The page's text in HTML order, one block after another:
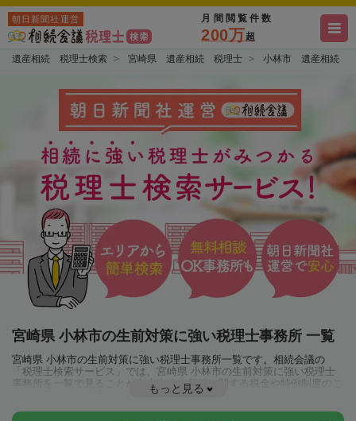
朝日新聞社運営 月間閲覧件数
200万超
遺産相続 税理士検索 宮崎県 遺産相続 税理士 小林市 遺産相続
宮崎県 小林市の生前対策に強い税理士事務所 一覧
宮崎県 小林市の生前対策に強い税理士事務所一覧です。相続会議の
「税理士検索サービス」では、宮崎県 小林市の生前対策に強い税理士
事務所を一覧で見ることが出来ます。相続に関する税金や特例制度のこ
とは一度近隣の税理士に相談してみましょう。
もっと見る